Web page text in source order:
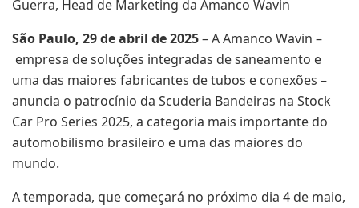
Guerra, Head de Marketing da Amanco Wavin
São Paulo, 29 de abril de 2025– A Amanco Wavin –
empresa de soluções integradas de saneamento e
uma das maiores fabricantes de tubos e conexões –
anuncia o patrocínio da Scuderia Bandeiras na Stock
Car Pro Series 2025, a categoria mais importante do
automobilismo brasileiro e uma das maiores do
mundo.
A temporada, que começará no próximo dia 4 de maio,